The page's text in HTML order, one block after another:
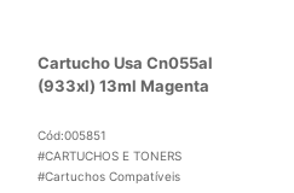
Cartucho Usa Cn055al
(933xl) 13ml Magenta
Cód:005851
#CARTUCHOS E TONERS
#Cartuchos Compatíveis